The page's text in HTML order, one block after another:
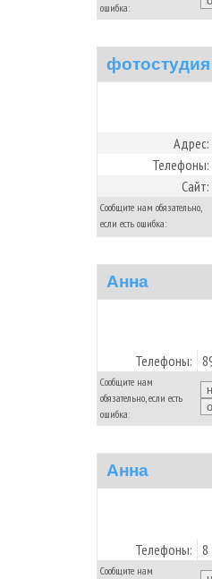
ошибка:
Адрес:
Телефоны:
Сайт:
Сообщите нам обязательно,
если есть ошибка:
Анна
Телефоны:
Сообщите нам
обязательно, если есть
ошибка:
Анна
Телефоны: 8
Сообщите нам